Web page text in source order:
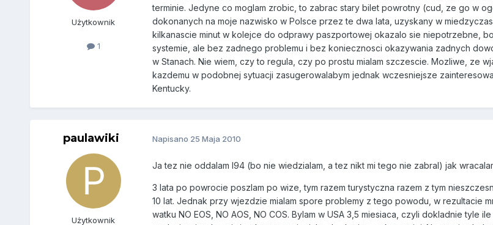
Użytkownik
1
terminie. Jedyne co moglam zrobic, to zabrac stary bilet powrotny (cud, ze go w
dokonanych na moje nazwisko w Polsce przez te dwa lata, uzyskany w
kilkanascie minut w kolejce do odprawy paszportowej okazalo sie niepotrzebne,
systemie, ale bez zadnego problemu i bez koniecznosci okazywania zadnych
w Stanach. Nie wiem, czy to regula, czy po prostu mialam szczescie. Mozliwe, ze
kazdemu w podobnej sytuacji zasugerowalabym jednak wczesniejsze
Kentucky.
paulawiki
Użytkownik
Napisano 25 Maja 2010
Ja tez nie oddalam I94 (bo nie wiedzialam, a tez nikt mi tego nie zabral) jak
3 lata po powrocie poszlam po wize, tym razem turystyczna razem z tym
10 lat. Jednak przy wjezdzie mialam spore problemy z tego powodu, w rezultacie
watku NO EOS, NO AOS, NO COS. Bylam w USA 3,5 miesiaca, czyli dokladnie